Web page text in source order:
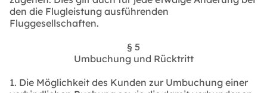
den die Flugleistung ausführenden
Fluggesellschaften.
§ 5
Umbuchung und Rücktritt
1. Die Möglichkeit des Kunden zur Umbuchung einer